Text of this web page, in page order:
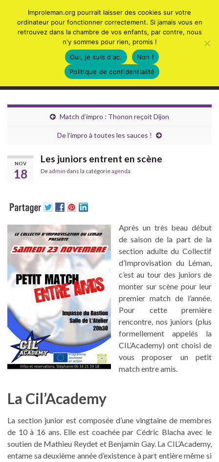
Search for:
Collectif d'Improvisation du Léman
Match d’impro : Thonon reçoit Dijon
De l’impro à toutes les sauces !
NOV
18
Les juniors entrent en scène
Deadmin dans la catégorieagenda
Après un très beau début
de saison de la part de la
section adulte du Collectif
d’Improvisation du Léman,
c’est au tour des juniors de
monter sur scène pour leur
premier match de l’année.
Pour cette première
rencontre, nos juniors (plus
formellement appelés la
CIL’Academy) ont choisi de
vous proposer un petit
match entre amis.
La Cil’Academy
La section junior est composée d’une vingtaine de membres
de 10 à 16 ans. Elle est coachée par Cédric Blacha avec le
soutien de Mathieu Reydet et Benjamin Gay. La CIL’Academy,
entame sa deuxième année d’existence à part entière même si
Improleman.org pourrait laisser des cookies sur votre
ordinateur pour fonctionner correctement. Si jamais vous en
retrouvez dans la chambre de vos enfants, par contre, nous
n'y sommes pour rien, promis !
Oui, je suis d'ac.
Non !
Politique de confidentialité